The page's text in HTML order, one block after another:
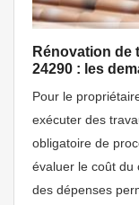
Rénovation de
24290 : les
Pour le
exécuter des
obligatoire de
évaluer le coût du
des dépenses